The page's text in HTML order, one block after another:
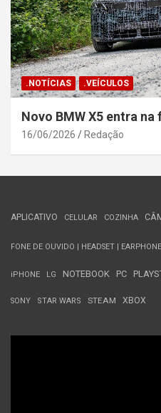
.NOTÍCIAS .VEÍCULOS
Novo BMW X5 entra
16/06/2026 Redação
APLICATIVO CELULAR COZINHA
FONE DE OUVIDO | HEADSET | EARPHONE
iPHONE LG NOTEBOOK PC
SONY STAR WARS STEAM XBOX